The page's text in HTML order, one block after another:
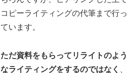
コピーライティングの代筆まで行っ
ています。
ただ資料をもらってリライトのよう
なライティングをするのではなく